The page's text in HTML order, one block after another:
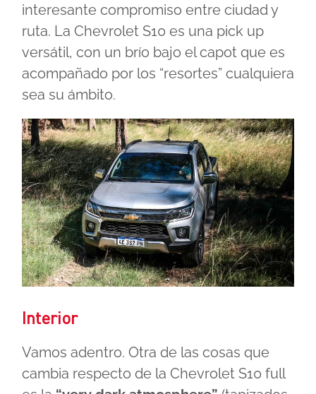
interesante compromiso entre ciudad y
ruta. La Chevrolet S10 es una pick up
versátil, con un brío bajo el capot que es
acompañado por los “resortes” cualquiera
sea su ámbito.
Interior
Vamos adentro. Otra de las cosas que
cambia respecto de la Chevrolet S10 full